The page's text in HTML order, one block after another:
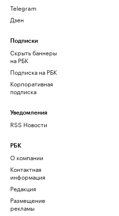
Telegram
Дзен
Подписки
Скрыть баннеры
на РБК
Подписка на РБК
Корпоративная
подписка
Уведомления
RSS Новости
РБК
О компании
Контактная
информация
Редакция
Размещение
рекламы